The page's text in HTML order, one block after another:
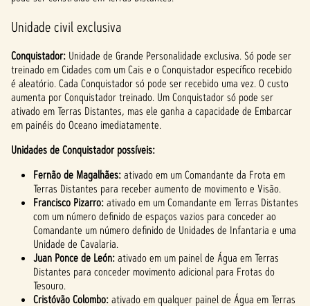
Unidade civil exclusiva
Conquistador: Unidade de Grande Personalidade exclusiva. Só pode ser
treinado em Cidades com um Cais e o Conquistador específico recebido
é aleatório. Cada Conquistador só pode ser recebido uma vez. O custo
aumenta por Conquistador treinado. Um Conquistador só pode ser
ativado em Terras Distantes, mas ele ganha a capacidade de Embarcar
em painéis do Oceano imediatamente.
Unidades de Conquistador possíveis:
Fernão de Magalhães:ativado em um Comandante da Frota em
Terras Distantes para receber aumento de movimento e Visão.
Francisco Pizarro:ativado em um Comandante em Terras Distantes
com um número definido de espaços vazios para conceder ao
Comandante um número definido de Unidades de Infantaria e uma
Unidade de Cavalaria.
Juan Ponce de León:ativado em um painel de Água em Terras
Distantes para conceder movimento adicional para Frotas do
Tesouro.
Cristóvão Colombo:ativado em qualquer painel de Água em Terras